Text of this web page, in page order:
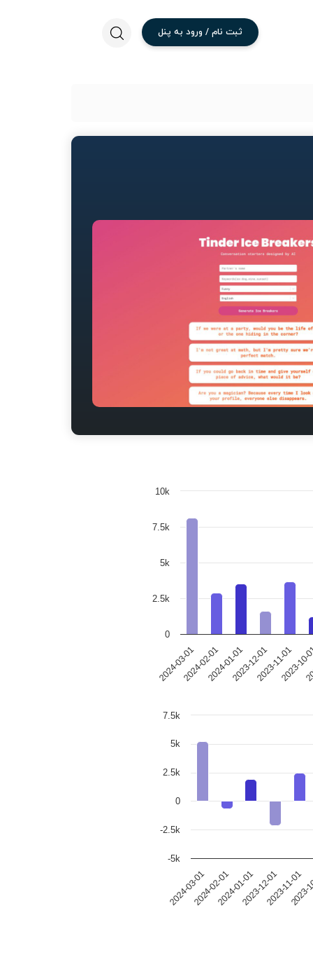
ثبت نام / ورود به پنل
2024-03-012024-02-012024-01-012023-12-012023-11-01
2023-
0
2.5k
5k
7.5k
10k
2024-03-012024-02-012024-01-012023-12-012023-11-01
-5k
-2.5k
0
2.5k
5k
7.5k